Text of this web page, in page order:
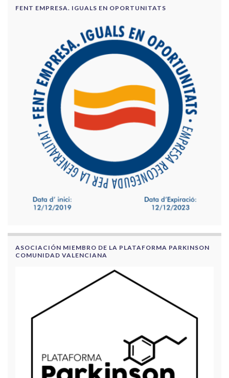
FENT EMPRESA. IGUALS EN OPORTUNITATS
ASOCIACIÓN MIEMBRO DE LA PLATAFORMA PARKINSON
COMUNIDAD VALENCIANA